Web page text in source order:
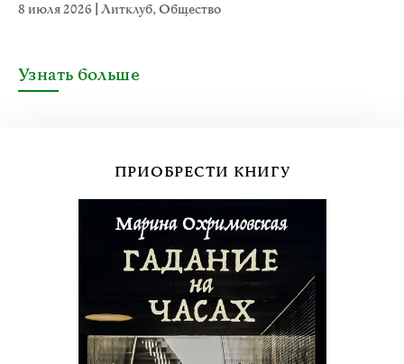
8 июля 2026 Литклуб,Общество
Узнать больше
ПРИОБРЕСТИ КНИГУ